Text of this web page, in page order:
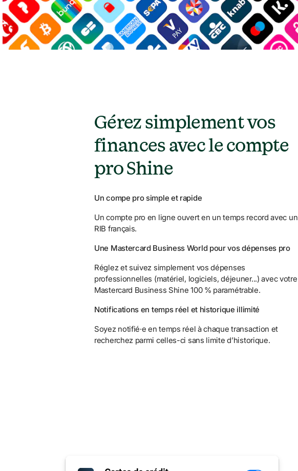
Gérez simplement vos
finances avec le compte
pro Shine
Un compe pro simple et rapide
Un compte pro en ligne ouvert en un temps record avec un
RIB français.
Une Mastercard Business World pour vos dépenses pro
Réglez et suivez simplement vos dépenses
professionnelles (matériel, logiciels, déjeuner...) avec votre
Mastercard Business Shine 100 % paramétrable.
Notifications en temps réel et historique illimité
Soyez notifié·e en temps réel à chaque transaction et
recherchez parmi celles-ci sans limite d’historique.